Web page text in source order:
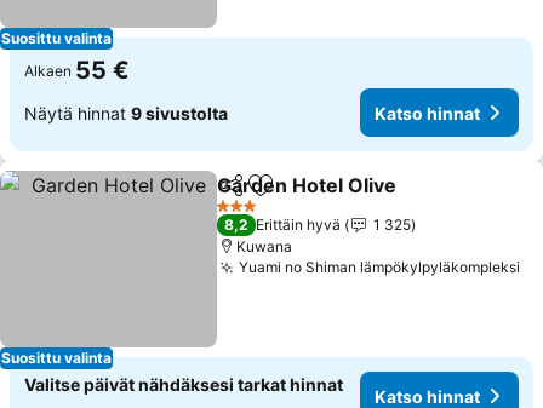
Suosittu valinta
Alkaen 55 €
Näytä hinnat 9 sivustolta Katso hinnat
Suosittu valinta
Jaa Lisää suosikkeihin
Garden Hotel Olive
3 Tähtiluokitus
8,2 Erittäin hyvä
1 325
Kuwana
Yuami no Shiman lämpökylpyläkompleksi
Valitse päivät nähdäksesi tarkat hinnat
Katso hinnat